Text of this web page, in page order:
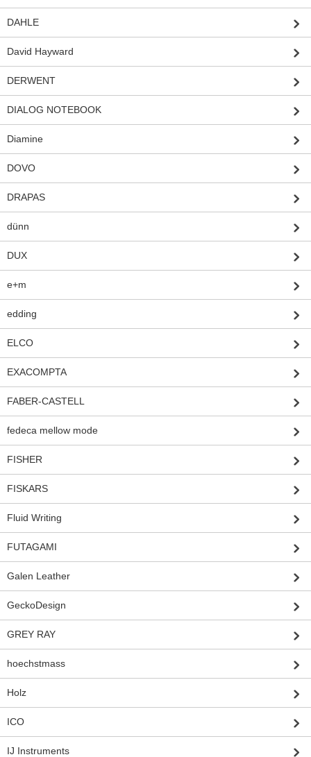
DAHLE
David Hayward
DERWENT
DIALOG NOTEBOOK
Diamine
DOVO
DRAPAS
dünn
DUX
e+m
edding
ELCO
EXACOMPTA
FABER-CASTELL
fedeca mellow mode
FISHER
FISKARS
Fluid Writing
FUTAGAMI
Galen Leather
GeckoDesign
GREY RAY
hoechstmass
Holz
ICO
IJ Instruments